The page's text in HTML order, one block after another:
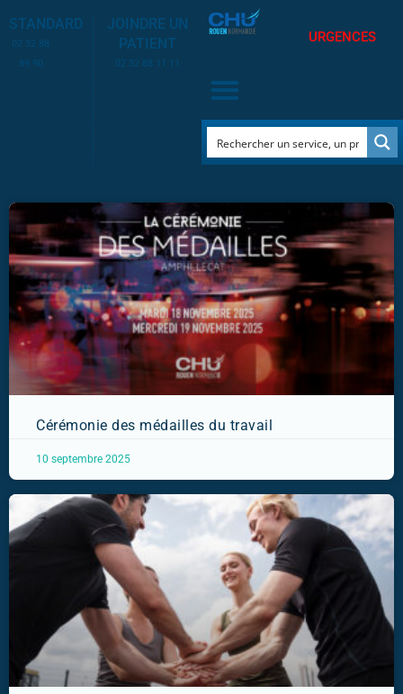
STANDARD
02 32 88
89 90
JOINDRE UN
PATIENT
02 32 88 11 11
URGENCES
Cérémonie des médailles du travail
10 septembre 2025